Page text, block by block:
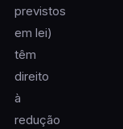
previstos
em lei)
têm
direito
à
redução